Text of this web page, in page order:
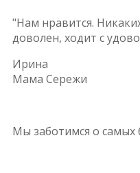
"Нам нравится.
доволен, ходит с
Ирина
Мама Сережи
Мы заботимся о самых